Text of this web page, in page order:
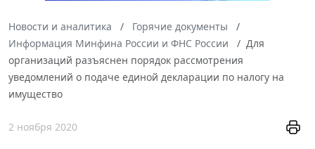
Новости и аналитика
Горячие документы
Информация Минфина России и ФНС России
Для
организаций разъяснен порядок рассмотрения
уведомлений о подаче единой декларации по налогу на
имущество
2 ноября 2020